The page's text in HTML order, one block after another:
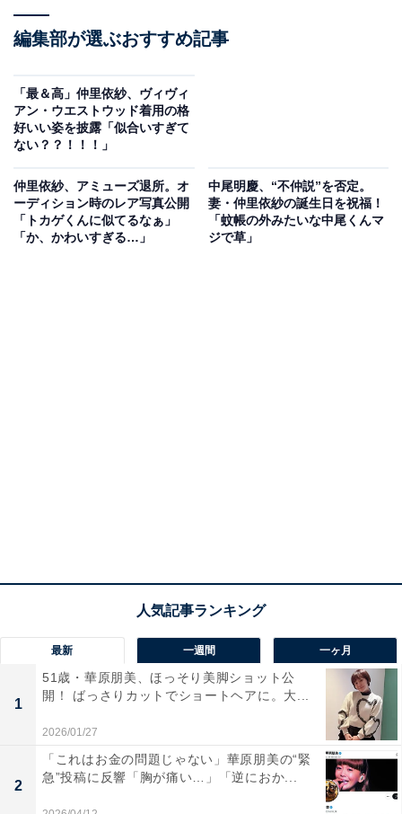
編集部が選ぶおすすめ記事
「最＆高」仲里依紗、ヴィヴィ
アン・ウエストウッド着用の格
好いい姿を披露「似合いすぎて
ない？？！！！」
仲里依紗、アミューズ退所。オ
ーディション時のレア写真公開
「トカゲくんに似てるなぁ」
「か、かわいすぎる…」
中尾明慶、“不仲説”を否定。
妻・仲里依紗の誕生日を祝福！
「蚊帳の外みたいな中尾くんマ
ジで草」
最新 一週間 一ヶ月
1
51歳・華原朋美、ほっそり美脚ショット公
開！ ばっさりカットでショートヘアに。大...
2026/01/27
2
「これはお金の問題じゃない」華原朋美の“緊
急”投稿に反響「胸が痛い…」「逆におか...